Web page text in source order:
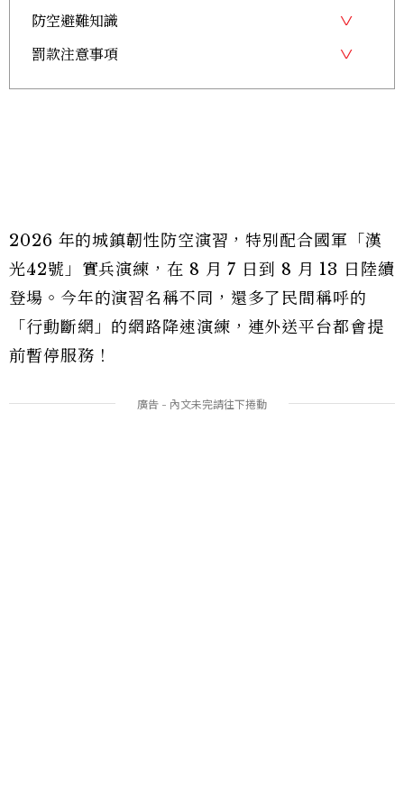
防空避難知識
罰款注意事項
2026 年的城鎮韌性防空演習，特別配合國軍「漢
光42號」實兵演練，在 8 月 7 日到 8 月 13 日陸續
登場。今年的演習名稱不同，還多了民間稱呼的
「行動斷網」的網路降速演練，連外送平台都會提
前暫停服務！